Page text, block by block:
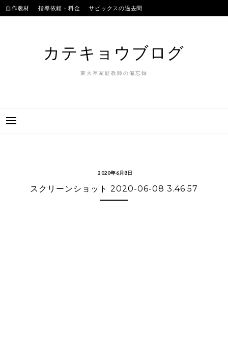
Skip
to
自作教材 指導依頼・料金 サピックスの過去問
カテキョウブログ
東大卒家庭教師の備忘録
2020年6月8日
スクリーンショット 2020-06-08 3.46.57